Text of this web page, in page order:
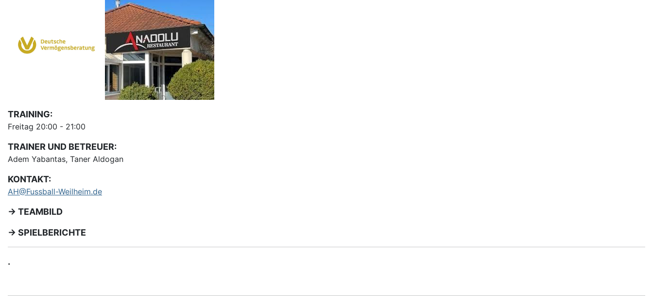
TRAINING:
Freitag 20:00 - 21:00
TRAINER UND BETREUER:
Adem Yabantas, Taner Aldogan
KONTAKT:
AH@Fussball-Weilheim.de
-> TEAMBILD
-> SPIELBERICHTE
.